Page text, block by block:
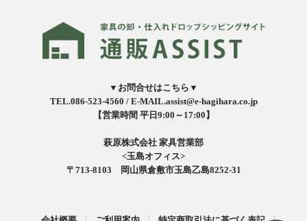
▼お問合せはこちら▼
TEL.086-523-4560 / E-MAIL.assist@e-hagihara.co.jp
【営業時間 平日9:00～17:00】
萩原株式会社 家具営業部
<玉島オフィス>
〒713-8103 岡山県倉敷市玉島乙島8252-31